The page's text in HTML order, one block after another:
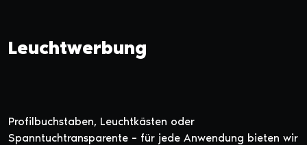
Leuchtwerbung
Profilbuchstaben, Leuchtkästen oder
Spanntuchtransparente – für jede Anwendung bieten wir